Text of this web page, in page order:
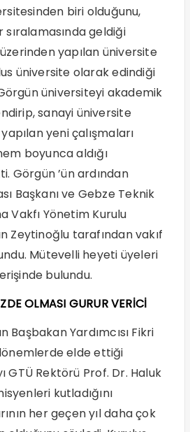
biri olduğunu,
geldiği
yapılan üniversite
üniversite olarak edindiği
üniversiteyi akademik
sanayi üniversite
yeni çalışmaları
boyunca aldığı
Görgün ’ün ardından
Başkanı ve Gebze Teknik
Vakfı Yönetim Kurulu
Zeytinoğlu tarafından vakıf
Mütevelli heyeti üyeleri
bulundu.
OLMASI GURUR VERİCİ
Başbakan Yardımcısı Fikri
elde ettiği
GTÜ Rektörü Prof. Dr. Haluk
kutladığını
her geçen yıl daha çok